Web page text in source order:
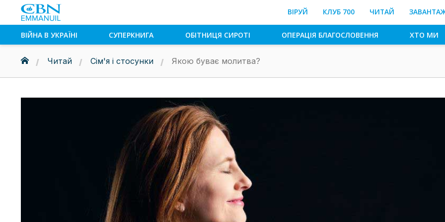
ВІРУЙ КЛУБ 700 ЧИТАЙ
ВІЙНА В УКРАЇНІ СУПЕРКНИГА ОБІТНИЦЯ СИРОТІ ОПЕРАЦІЯ БЛАГОСЛОВЕННЯ ХТО МИ
Читай Сім'я і стосунки Якою буває молитва?